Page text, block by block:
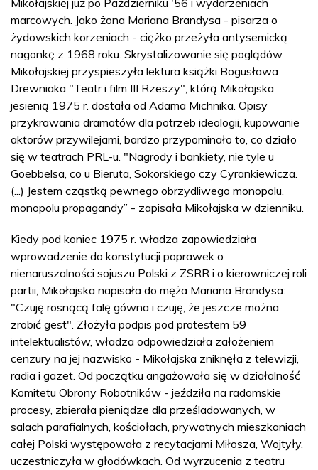
Mikołajskiej już po Październiku '56 i wydarzeniach
marcowych. Jako żona Mariana Brandysa - pisarza o
żydowskich korzeniach - ciężko przeżyła antysemicką
nagonkę z 1968 roku. Skrystalizowanie się poglądów
Mikołajskiej przyspieszyła lektura książki Bogusława
Drewniaka "Teatr i film III Rzeszy", którą Mikołajska
jesienią 1975 r. dostała od Adama Michnika. Opisy
przykrawania dramatów dla potrzeb ideologii, kupowanie
aktorów przywilejami, bardzo przypominało to, co działo
się w teatrach PRL-u. "Nagrody i bankiety, nie tyle u
Goebbelsa, co u Bieruta, Sokorskiego czy Cyrankiewicza.
(...) Jestem cząstką pewnego obrzydliwego monopolu,
monopolu propagandy” - zapisała Mikołajska w dzienniku.
Kiedy pod koniec 1975 r. władza zapowiedziała
wprowadzenie do konstytucji poprawek o
nienaruszalności sojuszu Polski z ZSRR i o kierowniczej roli
partii, Mikołajska napisała do męża Mariana Brandysa:
"Czuję rosnącą falę gówna i czuję, że jeszcze można
zrobić gest". Złożyła podpis pod protestem 59
intelektualistów, władza odpowiedziała założeniem
cenzury na jej nazwisko - Mikołajska zniknęła z telewizji,
radia i gazet. Od początku angażowała się w działalność
Komitetu Obrony Robotników - jeździła na radomskie
procesy, zbierała pieniądze dla prześladowanych, w
salach parafialnych, kościołach, prywatnych mieszkaniach
całej Polski występowała z recytacjami Miłosza, Wojtyły,
uczestniczyła w głodówkach. Od wyrzucenia z teatru